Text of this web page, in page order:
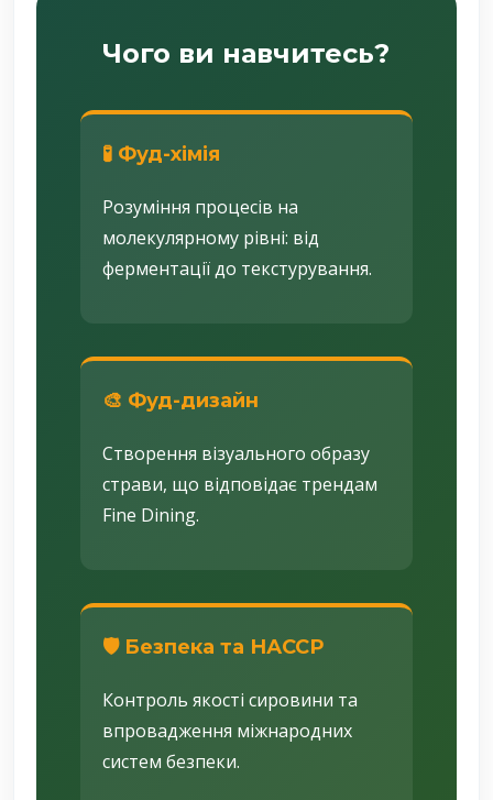
Чого ви навчитесь?
🧪 Фуд-хімія
Розуміння процесів на
молекулярному рівні: від
ферментації до текстурування.
🎨 Фуд-дизайн
Створення візуального образу
страви, що відповідає трендам
Fine Dining.
🛡️ Безпека та НАССР
Контроль якості сировини та
впровадження міжнародних
систем безпеки.